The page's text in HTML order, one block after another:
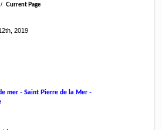
/ Current Page
2019
mer - Saint Pierre de la Mer -